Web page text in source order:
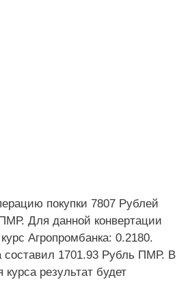
покупки 7807 Рублей
Для данной конвертации
Агропромбанка: 0.2180.
составил 1701.93 Рубль ПМР. В
результат будет